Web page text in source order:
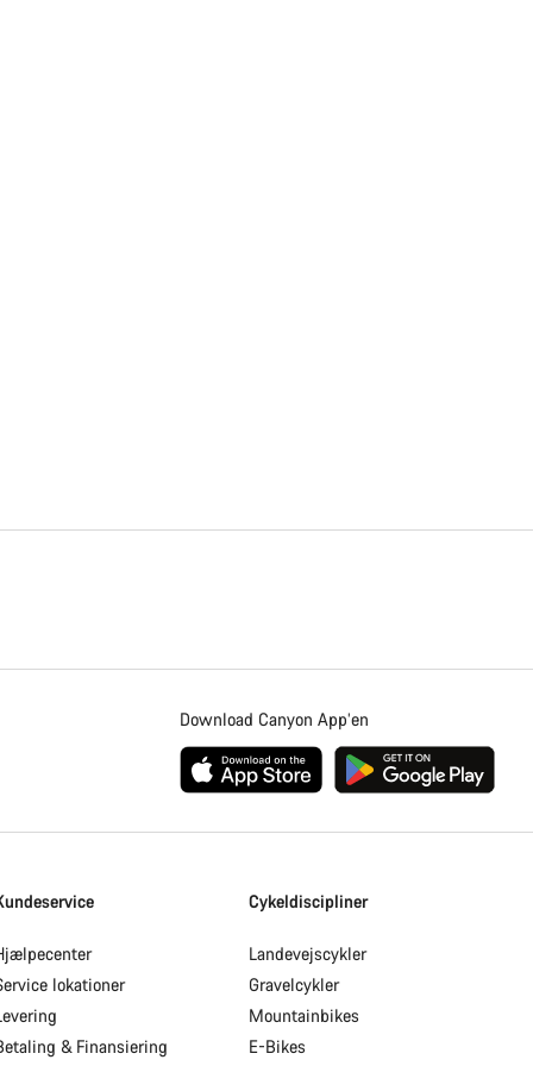
Download Canyon App’en
lokationer
& Finansiering
Cykeldiscipliner
Landevejscykler
Gravelcykler
Mountainbikes
E-Bikes